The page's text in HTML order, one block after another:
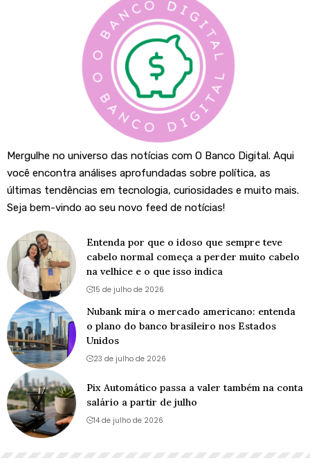
Mergulhe no universo das notícias com O Banco Digital. Aqui
você encontra análises aprofundadas sobre política, as
últimas tendências em tecnologia, curiosidades e muito mais.
Seja bem-vindo ao seu novo feed de notícias!
Entenda por que o idoso que sempre teve
cabelo normal começa a perder muito cabelo
na velhice e o que isso indica
15 de julho de 2026
Nubank mira o mercado americano: entenda
o plano do banco brasileiro nos Estados
Unidos
23 de julho de 2026
Pix Automático passa a valer também na conta
salário a partir de julho
14 de julho de 2026